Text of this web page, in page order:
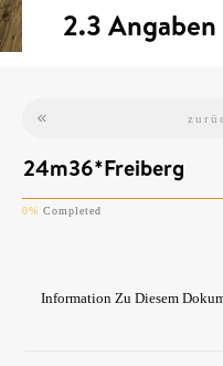
2.3
24m36*Freiberg
0% Completed
Information Zu Diesem